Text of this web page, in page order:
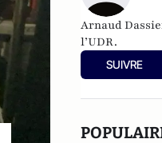
Arnaud
l’UDR.
SUIVRE